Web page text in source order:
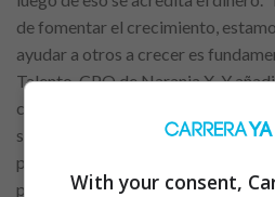
de fomentar el crecimiento,
ayudar a otros a crecer es
Talento, CPO de Naranja X. Y
créditos, brindamos a las
sus vidas, de alcanzar sus metas,
positivo gracias a las soluciones
proponemos”.With your consent,